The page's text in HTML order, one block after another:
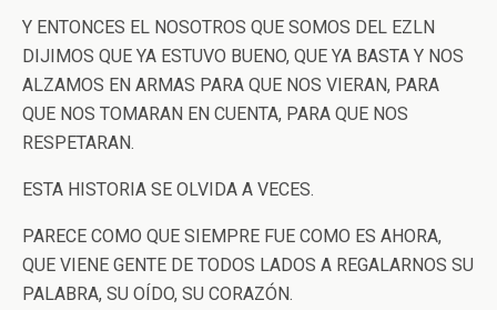
Y ENTONCES EL NOSOTROS QUE SOMOS DEL EZLN
DIJIMOS QUE YA ESTUVO BUENO, QUE YA BASTA Y NOS
ALZAMOS EN ARMAS PARA QUE NOS VIERAN, PARA
QUE NOS TOMARAN EN CUENTA, PARA QUE NOS
RESPETARAN.
ESTA HISTORIA SE OLVIDA A VECES.
PARECE COMO QUE SIEMPRE FUE COMO ES AHORA,
QUE VIENE GENTE DE TODOS LADOS A REGALARNOS SU
PALABRA, SU OÍDO, SU CORAZÓN.